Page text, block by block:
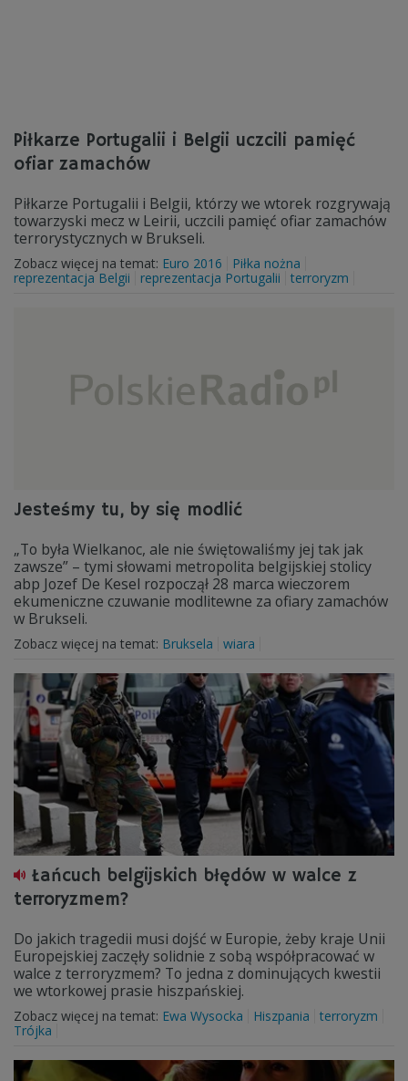
Piłkarze Portugalii i Belgii uczcili pamięć
ofiar zamachów
Piłkarze Portugalii i Belgii, którzy we wtorek rozgrywają
towarzyski mecz w Leirii, uczcili pamięć ofiar zamachów
terrorystycznych w Brukseli.
Zobacz więcej na temat: Euro 2016
Piłka nożna
reprezentacja Belgii
reprezentacja Portugalii terroryzm
Jesteśmy tu, by się modlić
„To była Wielkanoc, ale nie świętowaliśmy jej tak jak
zawsze” – tymi słowami metropolita belgijskiej stolicy
abp Jozef De Kesel rozpoczął 28 marca wieczorem
ekumeniczne czuwanie modlitewne za ofiary zamachów
w Brukseli.
Zobacz więcej na temat: Bruksela wiara
Łańcuch belgijskich błędów w walce z
terroryzmem?
Do jakich tragedii musi dojść w Europie, żeby kraje Unii
Europejskiej zaczęły solidnie z sobą współpracować w
walce z terroryzmem? To jedna z dominujących kwestii
we wtorkowej prasie hiszpańskiej.
Zobacz więcej na temat: Ewa Wysocka Hiszpania
terroryzm
Trójka